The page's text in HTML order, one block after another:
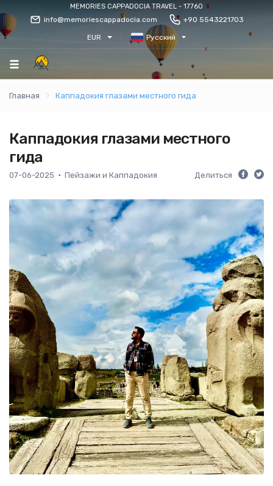
MEMORIES CAPPADOCIA TRAVEL - 17760
info@memoriescappadocia.com +90 5543221703
EUR Русский
Главная Каппадокия глазами местного гида
Каппадокия глазами местного
гида
07-06-2025 Пейзажи и Каппадокия Делиться